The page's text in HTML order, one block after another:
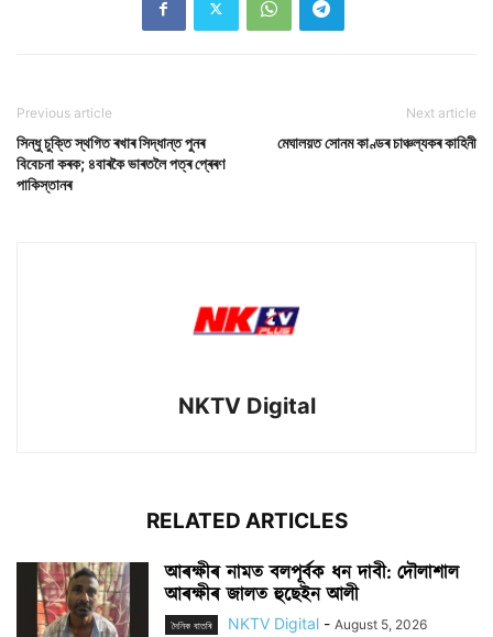
Previous article
সিন্ধু চুক্তি স্থগিত ৰখাৰ সিদ্ধান্ত পুনৰ
বিবেচনা কৰক; ৪বাৰকৈ ভাৰতলৈ পত্ৰ প্ৰেৰণ
পাকিস্তানৰ
Next article
মেঘালয়ত সোনম কাণ্ডৰ চাঞ্চল্যকৰ কাহিনী
NKTV Digital
RELATED ARTICLES
আৰক্ষীৰ নামত বলপূৰ্বক ধন দাবী: দৌলাশাল
আৰক্ষীৰ জালত হুছেইন আলী
দৈনিক বাতৰি NKTV Digital - August 5, 2026